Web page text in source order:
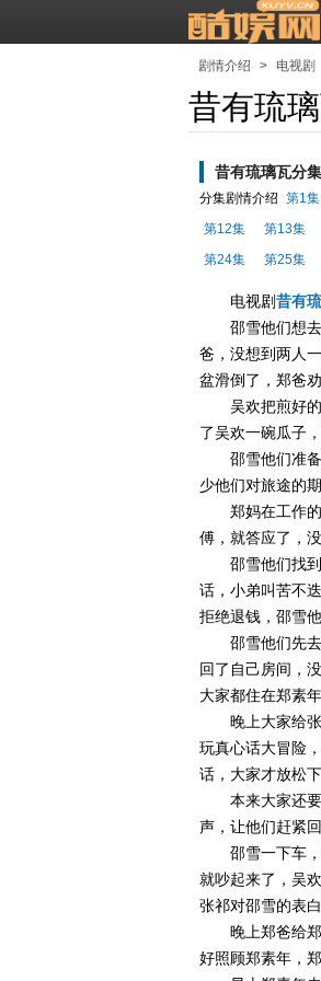
剧情介绍 > 电视剧
昔有琉
昔有琉璃瓦分
分集剧情介绍 第1集
第12集
第13集
第24集
第25集
电视剧昔有
邵雪他们想
爸，没想到两人
盆滑倒了，郑爸
吴欢把煎好
了吴欢一碗瓜子
邵雪他们准
少他们对旅途的期
郑妈在工作
傅，就答应了，
邵雪他们找
话，小弟叫苦不
拒绝退钱，邵雪
邵雪他们先
回了自己房间，
大家都住在郑素
晚上大家给
玩真心话大冒险
话，大家才放松下
本来大家还
声，让他们赶紧
邵雪一下车
就吵起来了，吴
张祁对邵雪的表
晚上郑爸给
好照顾郑素年，郑